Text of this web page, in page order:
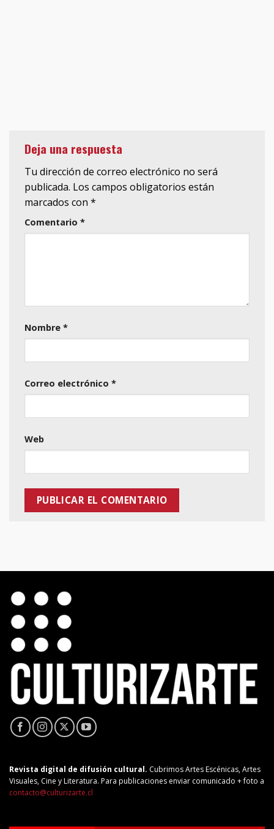
Deja una respuesta
Tu dirección de correo electrónico no será
publicada. Los campos obligatorios están
marcados con *
Comentario *
Nombre *
Correo electrónico *
Web
Revista digital de difusión cultural. Cubrimos Artes Escénicas, Artes
Visuales, Cine y Literatura. Para publicaciones enviar comunicado + foto a
contacto@culturizarte.cl